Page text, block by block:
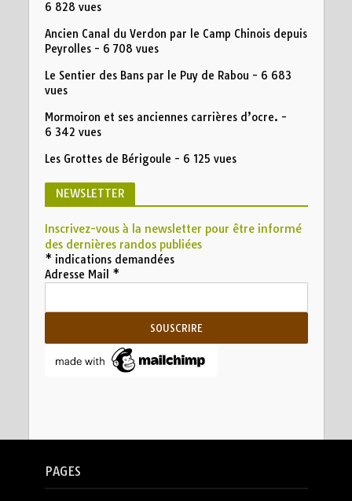
6 828 vues
Ancien Canal du Verdon par le Camp Chinois depuis
Peyrolles- 6 708 vues
Le Sentier des Bans par le Puy de Rabou - 6 683
vues
Mormoiron et ses anciennes carrières d’ocre. -
6 342 vues
Les Grottes de Bérigoule - 6 125 vues
NEWSLETTER
Inscrivez-vous à la newsletter pour être informé
des dernières randos publiées
* indications demandées
Adresse Mail *
PAGES